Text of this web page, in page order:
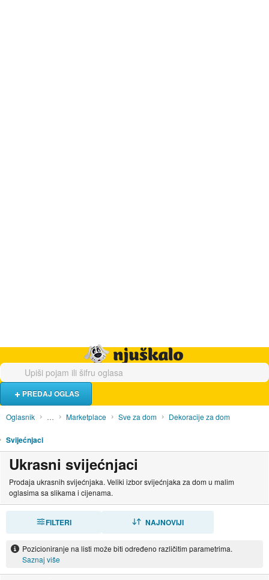
PREDAJ OGLAS
Oglasnik … Marketplace Sve za dom Dekoracije za dom
Svijećnjaci
Ukrasni svijećnjaci
Prodaja ukrasnih svijećnjaka. Veliki izbor svijećnjaka za dom u malim
oglasima sa slikama i cijenama.
FILTERI NAJNOVIJI
Pozicioniranje na listi može biti određeno različitim parametrima.
Saznaj više